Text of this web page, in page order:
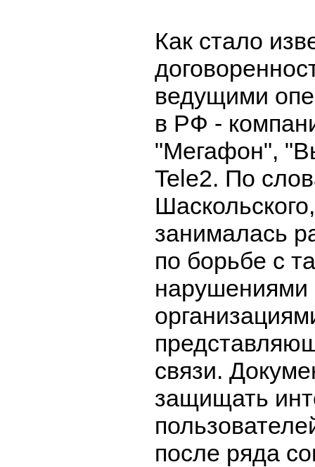
Как стало
ведущими
в РФ -
"Мегафон",
Tele2. По
занималась
по борьбе с
нарушениями
связи.
защищать
после ряда